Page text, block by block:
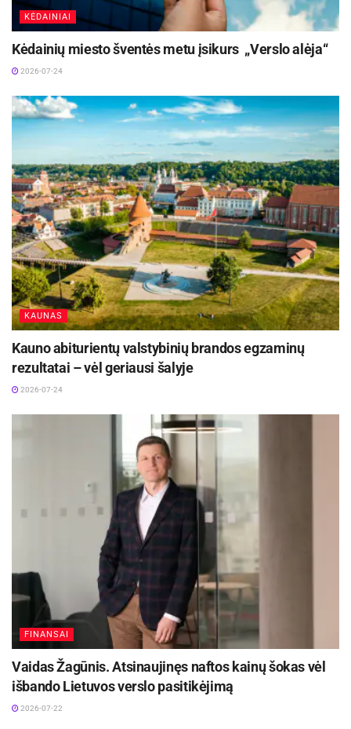
KĖDAINIAI
Kėdainių miesto šventės metu įsikurs „Verslo alėja“
2026-07-24
KAUNAS
Kauno abiturientų valstybinių brandos egzaminų
rezultatai – vėl geriausi šalyje
2026-07-24
FINANSAI
Vaidas Žagūnis. Atsinaujinęs naftos kainų šokas vėl
išbando Lietuvos verslo pasitikėjimą
2026-07-22